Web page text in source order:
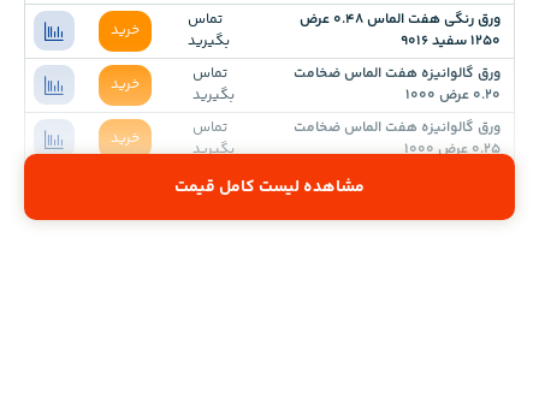
ورق رنگی هفت الماس 0.48 عرض
1250 سفید 9016
تماس
بگیرید
خرید
ورق گالوانیزه هفت الماس ضخامت
0.20 عرض 1000
تماس
بگیرید
خرید
ورق گالوانیزه هفت الماس ضخامت
0.25 عرض 1000
تماس
بگیرید
خرید
مشاهده لیست کامل قیمت